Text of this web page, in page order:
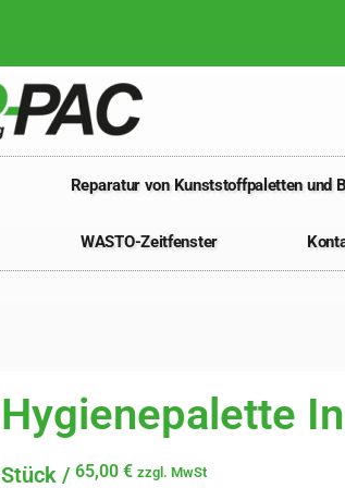
Reparatur von Kunststoffpaletten und
WASTO-Zeitfenster
Hygienepalette
65,00 € zzgl. MwSt